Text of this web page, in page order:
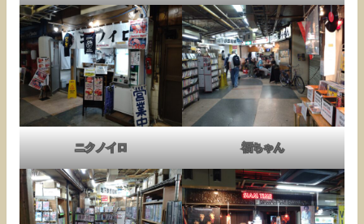
ニクノイロ 福ちゃん